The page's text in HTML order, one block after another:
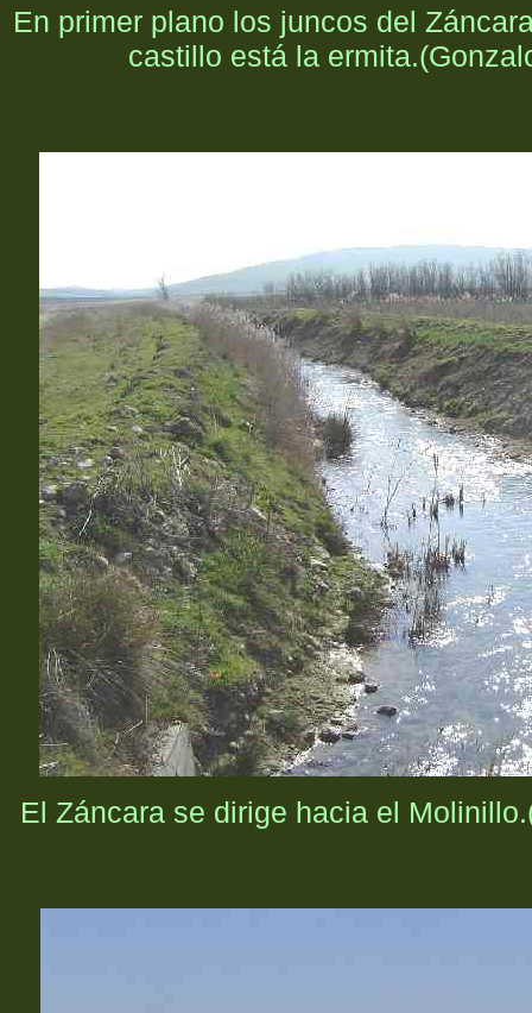
En primer plano los juncos del
castillo está la ermita.
El Záncara se dirige hacia el Molinillo.